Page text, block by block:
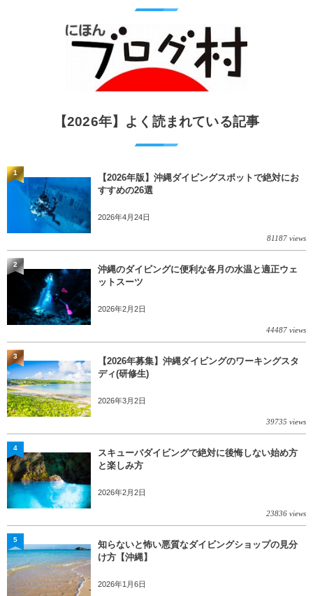
【2026年】よく読まれている記事
【2026年版】沖縄ダイビングスポットで絶対にお
すすめの26選
2026年4月24日
81187 views
1
沖縄のダイビングに便利な各月の水温と適正ウェ
ットスーツ
2026年2月2日
44487 views
2
【2026年募集】沖縄ダイビングのワーキングスタ
ディ(研修生)
2026年3月2日
39735 views
3
スキューバダイビングで絶対に後悔しない始め方
と楽しみ方
2026年2月2日
23836 views
4
知らないと怖い悪質なダイビングショップの見分
け方【沖縄】
2026年1月6日
5